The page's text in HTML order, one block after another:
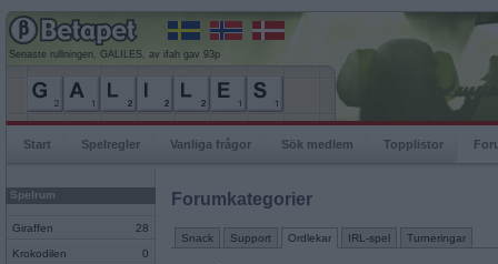
Senaste rullningen, GALILES, av ifah gav 93p
Start Spelregler Vanliga frågor Sök medlem Topplistor
Spelrum
Giraffen 28
Krokodilen 0
Forumkategorier
Snack Support Ordlekar IRL-spel Turneringar